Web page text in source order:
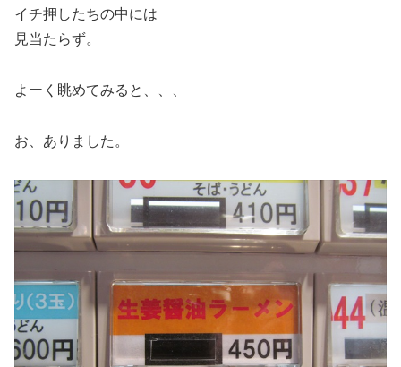
イチ押したちの中には
見当たらず。
よーく眺めてみると、、、
お、ありました。